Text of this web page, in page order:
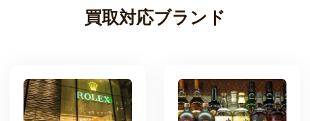
買取対応ブランド